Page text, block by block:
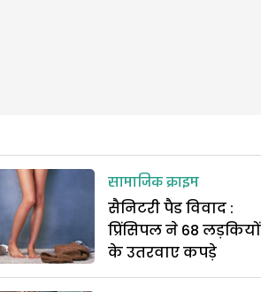
सामाजिक क्राइम
सैनिटरी पैड विवाद :
प्रिंसिपल ने 68 लड़कियों
के उतरवाए कपड़े